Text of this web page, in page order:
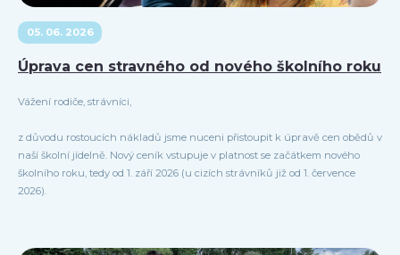
05. 06. 2026
Úprava cen stravného od nového školního roku
Vážení rodiče, strávníci,
z důvodu rostoucích nákladů jsme nuceni přistoupit k úpravě cen obědů v
naší školní jídelně. Nový ceník vstupuje v platnost se začátkem nového
školního roku, tedy od 1. září 2026 (u cizích strávníků již od 1. července
2026).